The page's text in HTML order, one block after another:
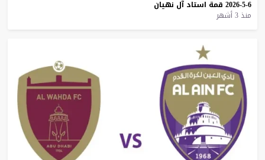
6-5-2026
قمة استاد آل نهيان
منذ 3 أشهر